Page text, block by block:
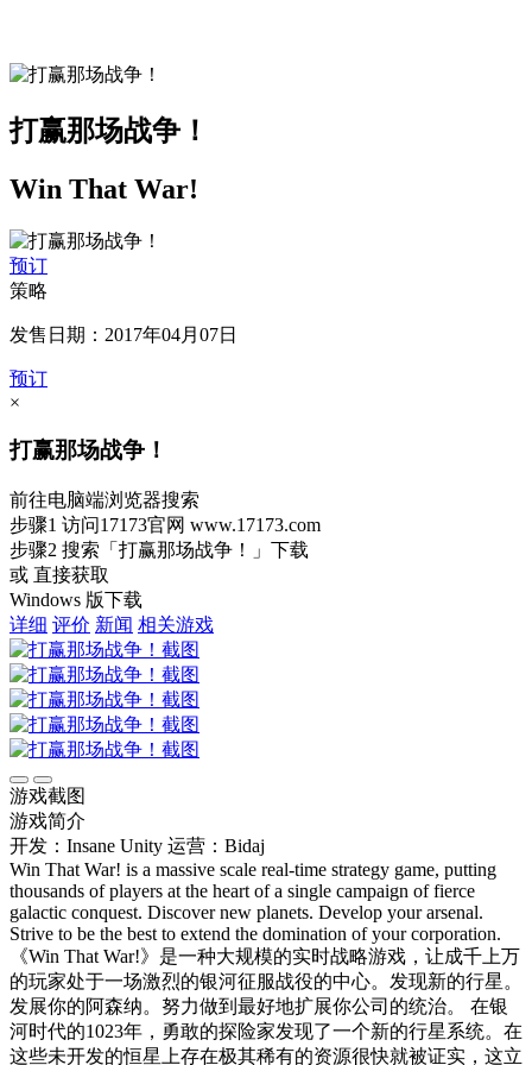
打赢那场战争！
Win That War!
预订
策略
发售日期：2017年04月07日
预订
×
打赢那场战争！
前往电脑端浏览器搜索
步骤1 访问17173官网 www.17173.com
步骤2 搜索 「打赢那场战争！」 下载
或 直接获取
Windows 版下载
详细 评价 新闻 相关游戏
游戏截图
游戏简介
开发：Insane Unity 运营：Bidaj
Win That War! is a massive scale real-time strategy game, putting
thousands of players at the heart of a single campaign of fierce
galactic conquest. Discover new planets. Develop your arsenal.
Strive to be the best to extend the domination of your corporation.
《Win That War!》是一种大规模的实时战略游戏，让成千上万
的玩家处于一场激烈的银河征服战役的中心。发现新的行星。
发展你的阿森纳。努力做到最好地扩展你公司的统治。 在银
河时代的1023年，勇敢的探险家发现了一个新的行星系统。在
这些未开发的恒星上存在极其稀有的资源很快就被证实，这立